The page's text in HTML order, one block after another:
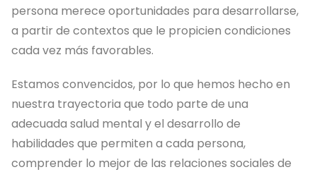
persona merece oportunidades para desarrollarse,
a partir de contextos que le propicien condiciones
cada vez más favorables.
Estamos convencidos, por lo que hemos hecho en
nuestra trayectoria que todo parte de una
adecuada salud mental y el desarrollo de
habilidades que permiten a cada persona,
comprender lo mejor de las relaciones sociales de